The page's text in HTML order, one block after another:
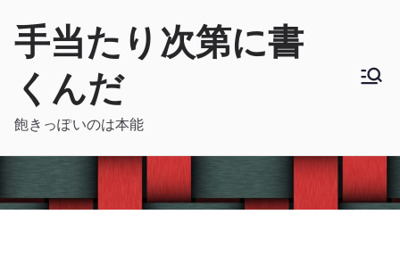
手当たり次第に書
くんだ
飽きっぽいのは本能